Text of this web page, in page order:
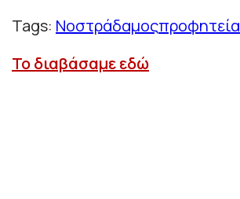
Tags: Νοστράδαμοςπροφητεία
Το διαβάσαμε εδώ